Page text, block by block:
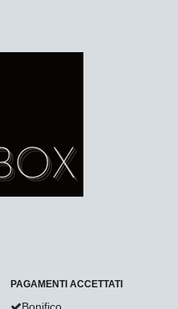
PAGAMENTI ACCETTATI